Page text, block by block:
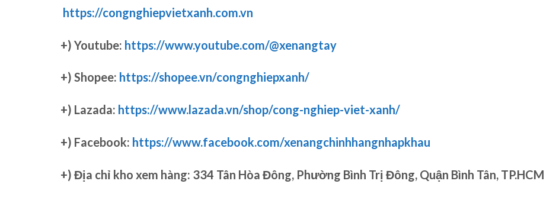
https://congnghiepvietxanh.com.vn
+) Youtube: https://www.youtube.com/@xenangtay
+) Shopee: https://shopee.vn/congnghiepxanh/
+) Lazada: https://www.lazada.vn/shop/cong-nghiep-viet-xanh/
+) Facebook: https://www.facebook.com/xenangchinhhangnhapkhau
+) Địa chỉ kho xem hàng: 334 Tân Hòa Đông, Phường Bình Trị Đông, Quận Bình Tân, TP.HCM